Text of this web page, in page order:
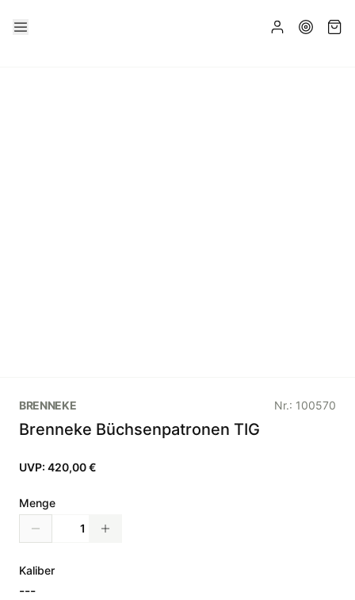
BRENNEKE Nr.: 100570
Brenneke Büchsenpatronen TIG
UVP: 420,00 €
Menge
Kaliber
---